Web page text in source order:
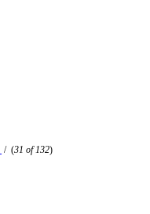
/ (31 of 132)